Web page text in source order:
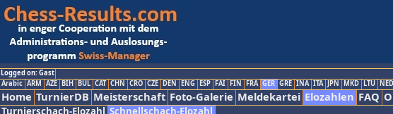
Logged on: Gast
Arabic ARM AZE BIH BUL CAT CHN CRO CZE DEN ENG ESP FAI FIN FRA GER GRE INA ITA JPN MKD LTU NED
Home TurnierDB Meisterschaft Foto-Galerie Meldekartei Elozahlen FAQ
Turnierschach-Elozahl Schnellschach-Elozahl